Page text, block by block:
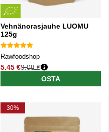
Vehnänorasjauhe LUOMU
125g
Rawfoodshop
5.45 €
Normaali hinta
9.08 €
OSTA
30%